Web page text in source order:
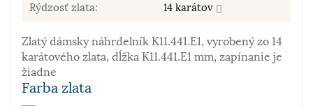
Rýdzosť zlata: 14 karátov
Zlatý dámsky náhrdelník K11.441.E1, vyrobený zo 14
karátového zlata, dĺžka K11.441.E1 mm, zapínanie je
žiadne
Farba zlata